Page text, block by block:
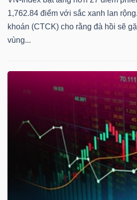
1,762.84 điểm với sắc xanh lan
khoán (CTCK) cho rằng đà hồi sẽ
vùng...